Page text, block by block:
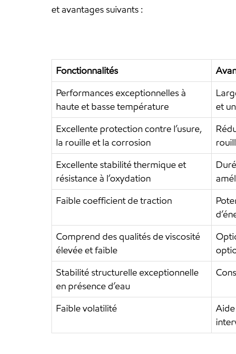
et avantages suivants :
Fonctionnalités
Performances exceptionnelles à
haute et basse température
et
Excellente protection contre l’usure,
la rouille et la corrosion
Excellente stabilité thermique et
résistance à l’oxydation
Faible coefficient de traction
Comprend des qualités de viscosité
élevée et faible
Stabilité structurelle exceptionnelle
en présence d’eau
Faible volatilité